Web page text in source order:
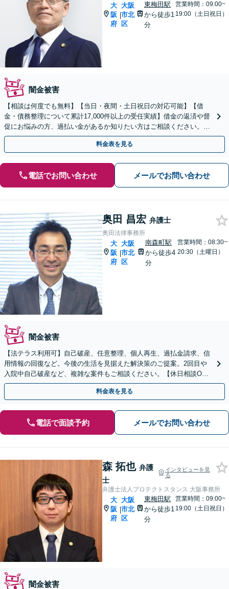
大
阪
府
|
大阪
市北
区
東梅田駅
から徒歩1
分
営業時間：09:00~
19:00（土日祝日）
闇金被害
【相談は何度でも無料】【当日・夜間・土日祝日の対応可能】【借
金・債務整理について累計17,000件以上の受任実績】借金の返済や督
促にお悩みの方、過払い金があるか知りたい方はご相談ください。ベ
ストな解決策を提案いたします。
料金表を見る
電話でお問い合わせ メールでお問い合わせ
奥田 昌宏 弁護士
奥田法律事務所
大
阪
府
|
大阪
市北
区
南森町駅
から徒歩4
分
営業時間：08:30~
20:30（土曜日）
闇金被害
【法テラス利用可】自己破産、任意整理、個人再生、過払金請求、信
用情報の回復など。今後の生活を見据えた解決策のご提案。2回目や
入院中自己破産など、複雑な案件もご相談ください。【休日相談OK
（要予約）】【南森町駅4分】【弁護士歴20年以上】
料金表を見る
電話で面談予約 メールでお問い合わせ
森 拓也 弁護
士
インタビューを見
る
弁護士法人プロテクトスタンス 大阪事務所
大
阪
府
|
大阪
市北
区
東梅田駅
から徒歩1
分
営業時間：09:00~
19:00（土日祝日）
闇金被害